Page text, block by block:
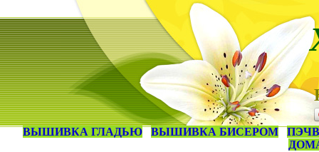
ВЫШИВКА ГЛАДЬЮ ВЫШИВКА БИСЕРОМ